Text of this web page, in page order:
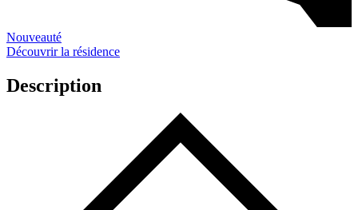
Nouveauté
Découvrir la résidence
Description